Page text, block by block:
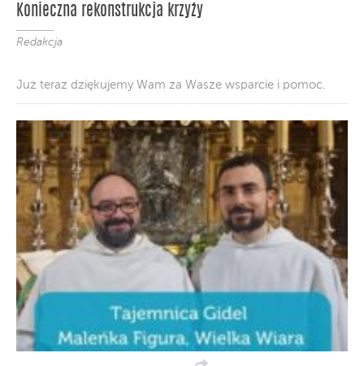
Konieczna rekonstrukcja krzyży
Redakcja
Już teraz dziękujemy Wam za Wasze wsparcie i pomoc.